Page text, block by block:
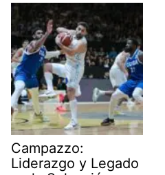
Campazzo:
Liderazgo y Legado